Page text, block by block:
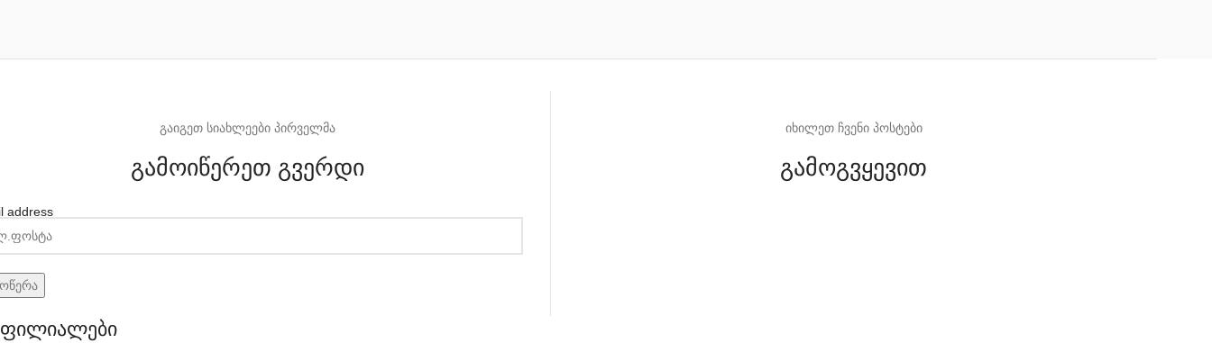
გაიგეთ სიახლეები პირველმა
გამოიწერეთ გვერდი
address
იხილეთ ჩვენი პოსტები
გამოგვყევით
ფილიალები